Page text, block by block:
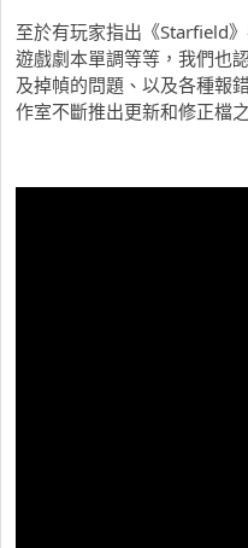
至於有玩家指出《Starfield
遊戲劇本單調等等，我們也
及掉幀的問題、以及各種報
作室不斷推出更新和修正檔